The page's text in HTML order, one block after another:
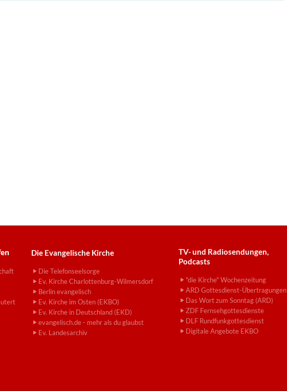
Die Evangelische Kirche
Die Telefonseelsorge
Ev. Kirche Charlottenburg-Wilmersdorf
Berlin evangelisch
Ev. Kirche im Osten (EKBO)
Ev. Kirche in Deutschland (EKD)
evangelisch.de - mehr als du glaubst
Ev. Landesarchiv
TV- und Radiosendungen,
Podcasts
"die Kirche" Wochenzeitung
ARD Gottesdienst-Übertragungen
Das Wort zum Sonntag (ARD)
ZDF Fernsehgottesdienste
DLF Rundfunkgottesdienst
Digitale Angebote EKBO